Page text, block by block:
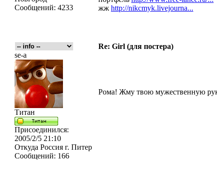
Сообщений: 4233
жж http://nikcmyk.livejourna...
Re: Girl (для постера)
se-a
Титан
Присоединился:
2005/2/5 21:10
Откуда Россия г. Питер
Сообщений: 166
Рома! Жму твою мужественную